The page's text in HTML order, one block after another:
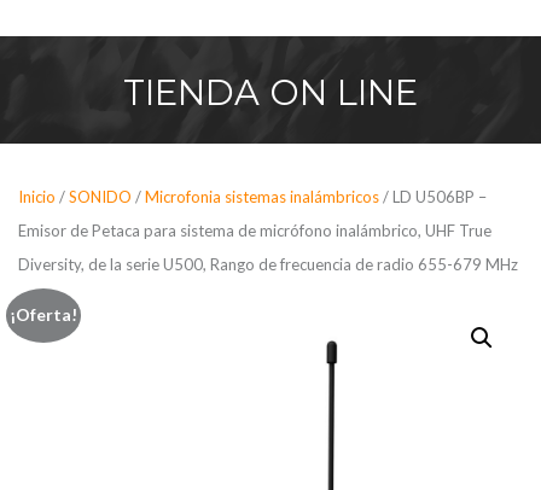
TIENDA ON LINE
Inicio /SONIDO /Microfonia sistemas inalámbricos/ LD U506BP –
Emisor de Petaca para sistema de micrófono inalámbrico, UHF True
Diversity, de la serie U500, Rango de frecuencia de radio 655-679 MHz
¡Oferta!